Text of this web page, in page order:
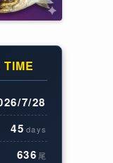
7/28
45 days
636 尾